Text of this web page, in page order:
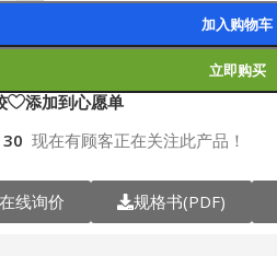
加入购物车
立即购买
添加到心愿单
30 现在有顾客正在关注此产品！
在线询价 规格书(PDF)